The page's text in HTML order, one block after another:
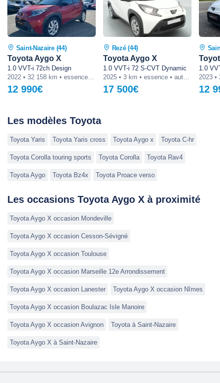
Saint-Nazaire (44)
Toyota Aygo X
1.0 VVT-i 72ch Design
2022 • 32 158 km • essence • manuelle
12 990€
Rezé (44)
Toyota Aygo X
1.0 VVT-i 72 S-CVT Dynamic
2025 • 3 km • essence • automatique
17 500€
1.0
12
Les modèles Toyota
Toyota Yaris Toyota Yaris cross Toyota Aygo x Toyota C-hr
Toyota Corolla touring sports Toyota Corolla Toyota Rav4
Toyota Aygo Toyota Bz4x Toyota Proace verso
Les occasions Toyota Aygo X à proximité
Toyota Aygo X occasion Mondeville
Toyota Aygo X occasion Cesson-Sévigné
Toyota Aygo X occasion Toulouse
Toyota Aygo X occasion Marseille 12e Arrondissement
Toyota Aygo X occasion Lanester Toyota Aygo X occasion Nîmes
Toyota Aygo X occasion Boulazac Isle Manoire
Toyota Aygo X occasion Avignon Toyota à Saint-Nazaire
Toyota Aygo X à Saint-Nazaire